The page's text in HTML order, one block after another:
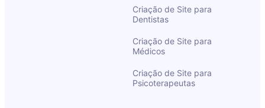
Criação de Site para
Dentistas
Criação de Site para
Médicos
Criação de Site para
Psicoterapeutas